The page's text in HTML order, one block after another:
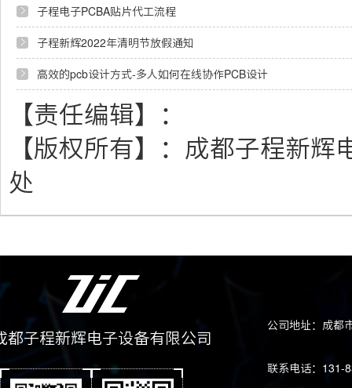
子程电子PCBA贴片代工流程
子程新辉2022年清明节放假通知
高效的pcb设计方式-多人如何在线协作PCB设计
【责任编辑】：
【版权所有】： 成都子程新辉
处
都子程新辉电子设备有限公司
公司地址：成都
联系电话：131-